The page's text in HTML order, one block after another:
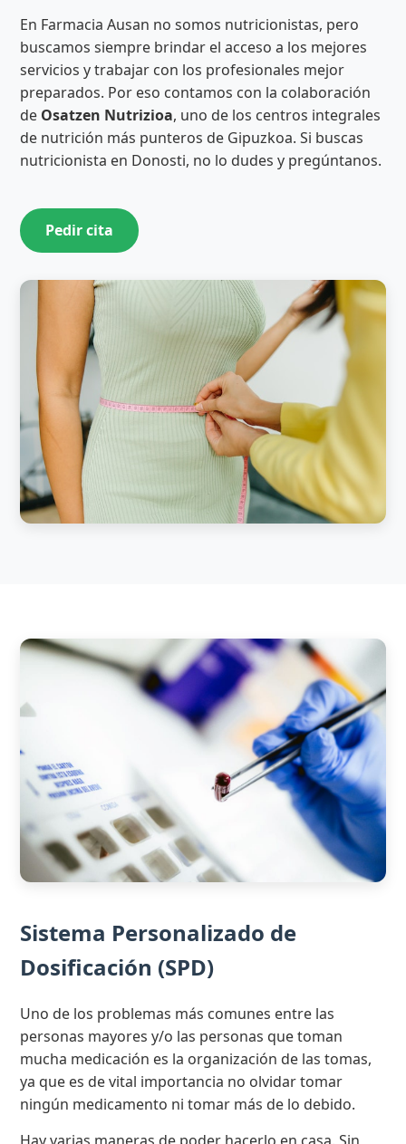
En Farmacia Ausan no somos nutricionistas, pero
buscamos siempre brindar el acceso a los mejores
servicios y trabajar con los profesionales mejor
preparados. Por eso contamos con la colaboración
de Osatzen Nutrizioa, uno de los centros integrales
de nutrición más punteros de Gipuzkoa. Si buscas
nutricionista en Donosti, no lo dudes y pregúntanos.
Pedir cita
Sistema Personalizado de
Dosificación (SPD)
Uno de los problemas más comunes entre las
personas mayores y/o las personas que toman
mucha medicación es la organización de las tomas,
ya que es de vital importancia no olvidar tomar
ningún medicamento ni tomar más de lo debido.